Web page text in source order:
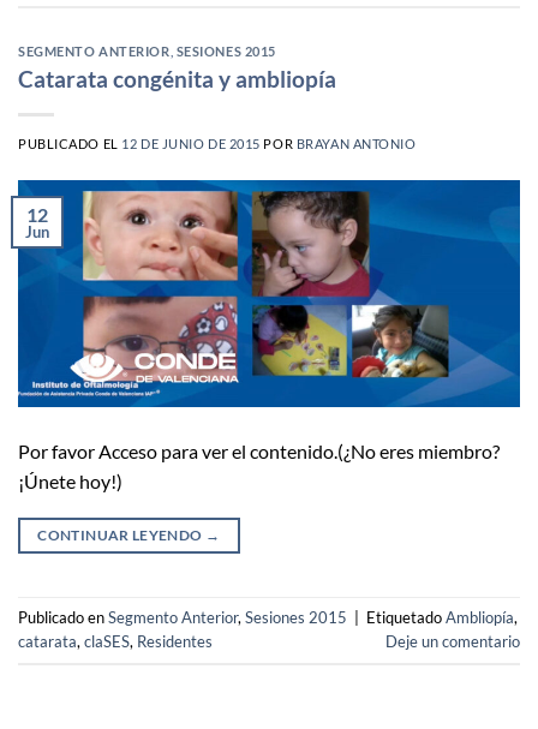
SEGMENTO ANTERIOR SESIONES 2015
Catarata congénita y ambliopía
PUBLICADO EL 12 DE JUNIO DE 2015 POR BRAYAN ANTONIO
12
Jun
Por favor Acceso para ver el contenido.(¿No eres miembro?
¡Únete hoy!)
CONTINUAR LEYENDO →
Publicado enSegmento Anterior,Sesiones 2015 EtiquetadoAmbliopía,
catarata,claSES, Residentes Deje un comentario